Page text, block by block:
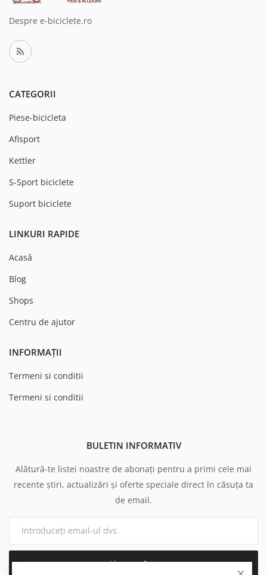
Despre e-biciclete.ro
CATEGORII
Piese-bicicleta
Afisport
Kettler
S-Sport biciclete
Suport biciclete
LINKURI RAPIDE
Acasă
Blog
Shops
Centru de ajutor
INFORMAȚII
Termeni si conditii
Termeni si conditii
BULETIN INFORMATIV
Alătură-te listei noastre de abonați pentru a primi cele mai
recente știri, actualizări și oferte speciale direct în căsuța ta
de email.
Abonează-te